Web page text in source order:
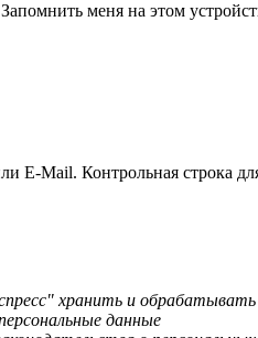
Запомнить меня на этом
E-Mail. Контрольная строка
хранить и обрабатывать
данные